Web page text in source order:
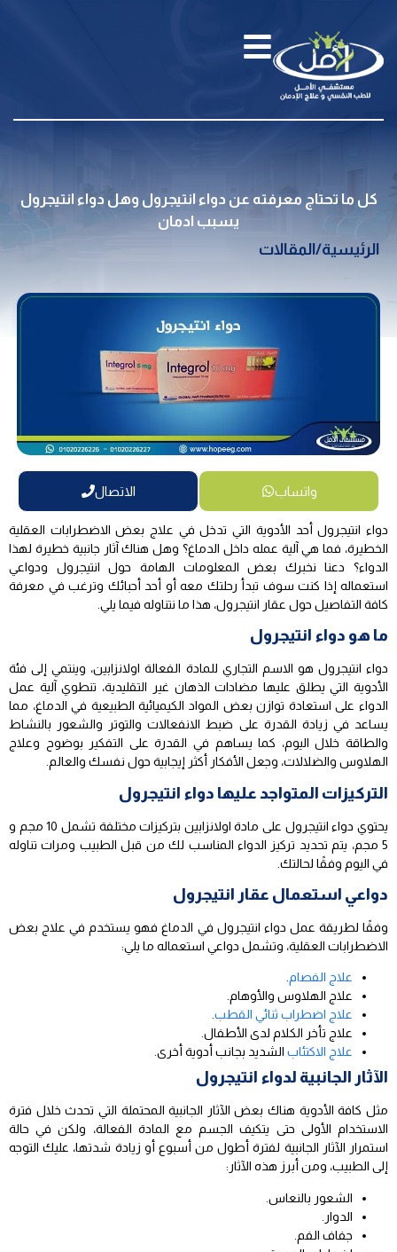
كل ما تحتاج معرفته عن دواء انتيجرول وهل دواء انتيجرول
يسبب ادمان
الرئيسية/المقالات
واتساب الاتصال
دواء انتيجرول أحد الأدوية التي تدخل في علاج بعض الاضطرابات العقلية
الخطيرة، فما هي آلية عمله داخل الدماغ؟ وهل هناك آثار جانبية خطيرة لهذا
الدواء؟ دعنا نخبرك بعض المعلومات الهامة حول انتيجرول ودواعي
استعماله إذا كنت سوف تبدأ رحلتك معه أو أحد أحبائك وترغب في معرفة
كافة التفاصيل حول عقار انتيجرول، هذا ما نتناوله فيما يلي.
ما هو دواء انتيجرول
دواء انتيجرول هو الاسم التجاري للمادة الفعالة اولانزابين، وينتمي إلى فئة
الأدوية التي يطلق عليها مضادات الذهان غير التقليدية، تنطوي آلية عمل
الدواء على استعادة توازن بعض المواد الكيميائية الطبيعية في الدماغ، مما
يساعد في زيادة القدرة على ضبط الانفعالات والتوتر والشعور بالنشاط
والطاقة خلال اليوم، كما يساهم في القدرة على التفكير بوضوح وعلاج
الهلاوس والضلالات، وجعل الأفكار أكثر إيجابية حول نفسك والعالم.
التركيزات المتواجد عليها دواء انتيجرول
يحتوي دواء انتيجرول على مادة اولانزابين بتركيزات مختلفة تشمل 10 مجم و
5 مجم، يتم تحديد تركيز الدواء المناسب لك من قبل الطبيب ومرات تناوله
في اليوم وفقًا لحالتك.
دواعي استعمال عقار انتيجرول
وفقًا لطريقة عمل دواء انتيجرول في الدماغ فهو يستخدم في علاج بعض
الاضطرابات العقلية، وتشمل دواعي استعماله ما يلي:
علاج الفصام.
علاج الهلاوس والأوهام.
علاج اضطراب ثنائي القطب.
علاج تأخر الكلام لدى الأطفال.
علاج الاكتئاب الشديد بجانب أدوية أخرى.
الآثار الجانبية لدواء انتيجرول
مثل كافة الأدوية هناك بعض الآثار الجانبية المحتملة التي تحدث خلال فترة
الاستخدام الأولى حتى يتكيف الجسم مع المادة الفعالة، ولكن في حالة
استمرار الآثار الجانبية لفترة أطول من أسبوع أو زيادة شدتها، عليك التوجه
إلى الطبيب، ومن أبرز هذه الآثار:
الشعور بالنعاس.
الدوار.
جفاف الفم.